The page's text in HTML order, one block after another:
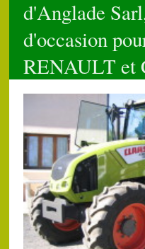
d'Anglade
d'occasion
RENAULT et